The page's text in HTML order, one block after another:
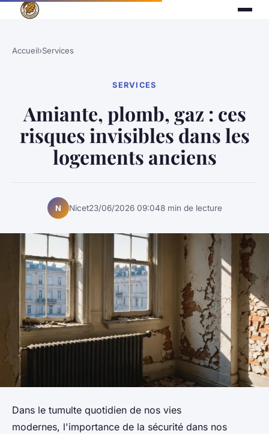
Accueil›Services
SERVICES
Amiante, plomb, gaz : ces
risques invisibles dans les
logements anciens
N Nicet23/06/2026 09:048 min de lecture
Dans le tumulte quotidien de nos vies
modernes, l'importance de la sécurité dans nos